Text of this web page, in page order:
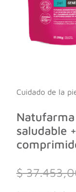
Cuidado de la
saludable
$